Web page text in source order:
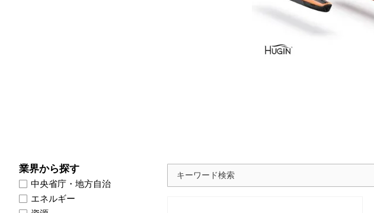
業界から探す
中央省庁・地方自治
エネルギー